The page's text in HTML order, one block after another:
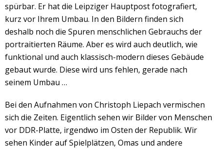
spürbar. Er hat die Leipziger Hauptpost fotografiert,
kurz vor Ihrem Umbau. In den Bildern finden sich
deshalb noch die Spuren menschlichen Gebrauchs der
portraitierten Räume. Aber es wird auch deutlich, wie
funktional und auch klassisch-modern dieses Gebäude
gebaut wurde. Diese wird uns fehlen, gerade nach
seinem Umbau …
Bei den Aufnahmen von Christoph Liepach vermischen
sich die Zeiten. Eigentlich sehen wir Bilder von Menschen
vor DDR-Platte, irgendwo im Osten der Republik. Wir
sehen Kinder auf Spielplätzen, Omas und andere